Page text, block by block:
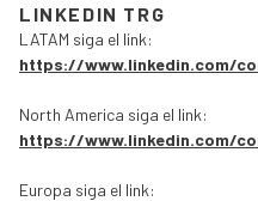
LINKEDIN TRG
LATAM siga el link:
https://www.linkedin.com/
North America siga el link:
https://www.linkedin.com/
Europa siga el link: